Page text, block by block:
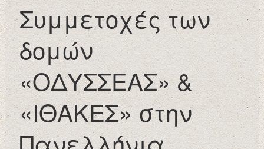
Συμμετοχές των
δομών
«ΟΔΥΣΣΕΑΣ» &
«ΙΘΑΚΕΣ» στην